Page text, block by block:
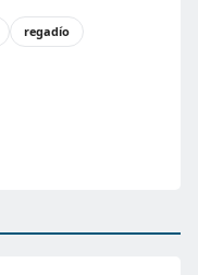
regadío